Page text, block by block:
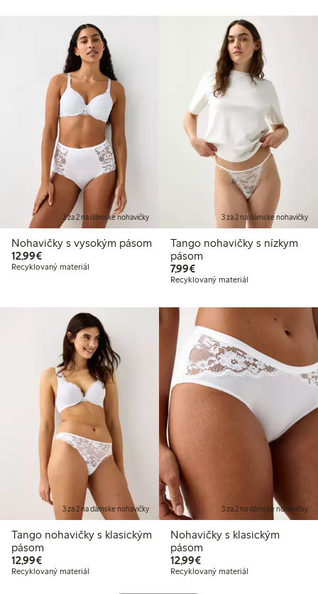
3 za 2 na dámske nohavičky
Nohavičky s vysokým pásom
12,99€12,99 €
Recyklovaný materiál
3 za 2 na dámske nohavičky
Tango nohavičky s nízkym
pásom
7,99€7,99 €
Recyklovaný materiál
3 za 2 na dámske nohavičky
Tango nohavičky s klasickým
pásom
12,99€12,99 €
Recyklovaný materiál
3 za 2 na dámske nohavičky
Nohavičky s klasickým
pásom
12,99€12,99 €
Recyklovaný materiál